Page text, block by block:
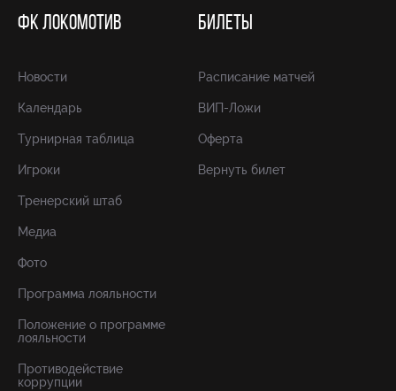
ФК ЛОКОМОТИВ
Новости
Календарь
Турнирная таблица
Игроки
Тренерский штаб
Медиа
Фото
Программа лояльности
Положение о программе
лояльности
Противодействие
коррупции
БИЛЕТЫ
Расписание матчей
ВИП-Ложи
Оферта
Вернуть билет